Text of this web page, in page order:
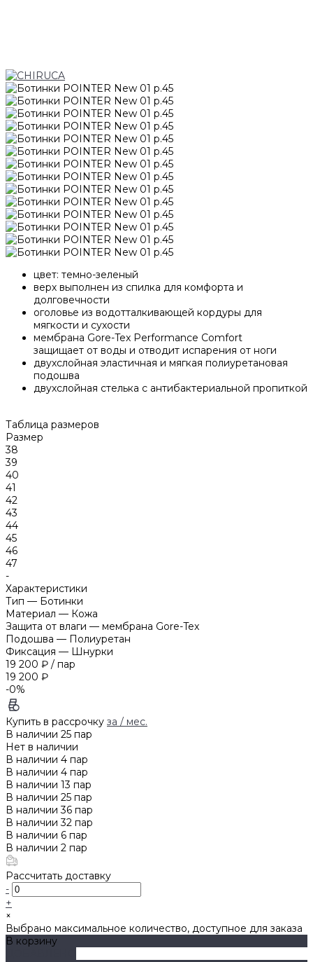
цвет: темно-зеленый
верх выполнен из спилка для комфорта и
долговечности
оголовье из водотталкивающей кордуры для
мягкости и сухости
мембрана Gore-Tex Performance Comfort
защищает от воды и отводит испарения от ноги
двухслойная эластичная и мягкая полиуретановая
подошва
двухслойная стелька с антибактериальной пропиткой
Таблица размеров
Размер
38
39
40
41
42
43
44
45
46
47
-
Характеристики
Тип — Ботинки
Материал — Кожа
Защита от влаги — мембрана Gore-Tex
Подошва — Полиуретан
Фиксация — Шнурки
19 200 ₽ / пар
19 200 ₽
-0%
Купить в рассрочку за / мес.
В наличии 25 пар
Нет в наличии
В наличии 4 пар
В наличии 4 пар
В наличии 13 пар
В наличии 25 пар
В наличии 36 пар
В наличии 32 пар
В наличии 6 пар
В наличии 2 пар
Рассчитать доставку
-
+
×
Выбрано максимальное количество, доступное для заказа
В корзину